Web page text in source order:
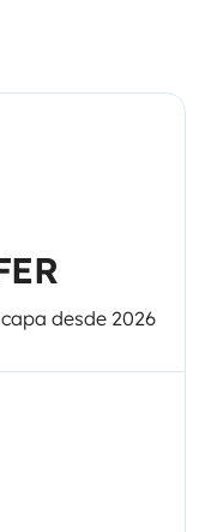
desde 2026